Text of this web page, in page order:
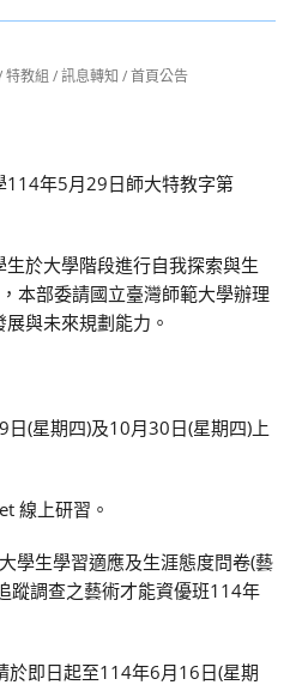
特教組 / 訊息轉知 / 首頁公告
114年5月29日師大特教字第
於大學階段進行自我探索與生
本部委請國立臺灣師範大學辦理
與未來規劃能力。
(星期四)及10月30日(星期四)上
線上研習。
學生學習適應及生涯態度問卷(藝
蹤調查之藝術才能資優班114年
於即日起至114年6月16日(星期